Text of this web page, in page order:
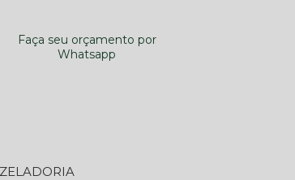
Faça seu orçamento por
Whatsapp
ZELADORIA